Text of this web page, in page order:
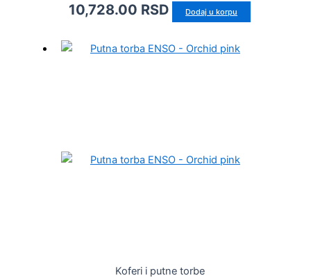
10,728.00 RSD Dodaj u korpu
Koferi i putne torbe